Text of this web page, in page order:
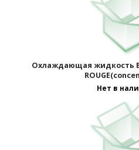
Охлаждающая жидкость
Нет в